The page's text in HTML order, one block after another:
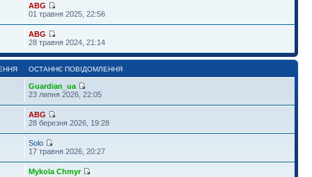
ABG
01 травня 2025, 22:56
ABG
28 травня 2024, 21:14
ОСТАННЄ ПОВІДОМЛЕННЯ
Guardian_ua
23 липня 2026, 22:05
ABG
28 березня 2026, 19:28
Solo
17 травня 2026, 20:27
Mykola Chmyr